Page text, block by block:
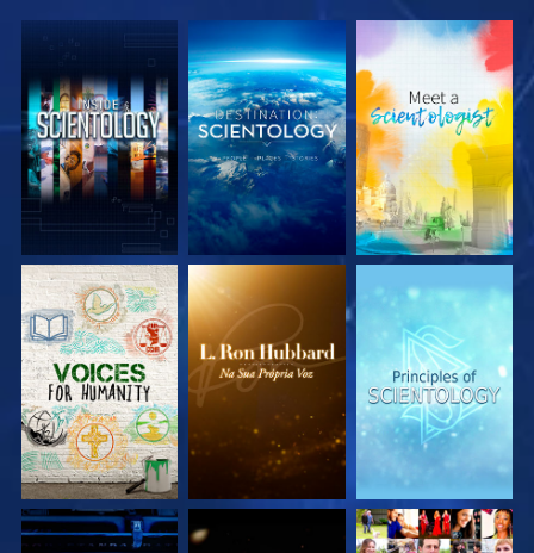
EXPLORE A SÉRIE EXPLORE A SÉRIE EXPLORE A SÉRIE